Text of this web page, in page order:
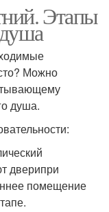
Этапы
Можно
душа.
дверипри
помещение